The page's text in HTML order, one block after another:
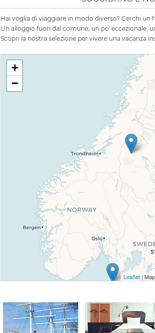
Hai voglia di viaggiare in modo diverso? Cerchi un
Un alloggio fuori dal comune, un po' eccezionale,
Scopri la nostra selezione per vivere una vacanza
+
−
Leaflet |